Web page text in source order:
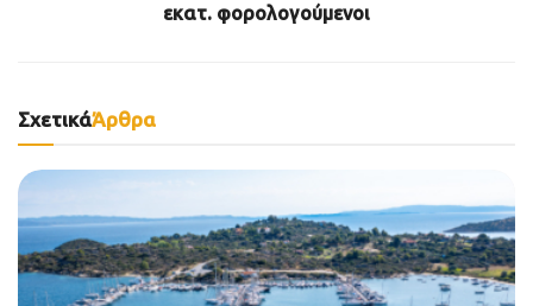
εκατ. φορολογούμενοι
ΣχετικάΆρθρα